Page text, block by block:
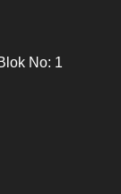
No: 1